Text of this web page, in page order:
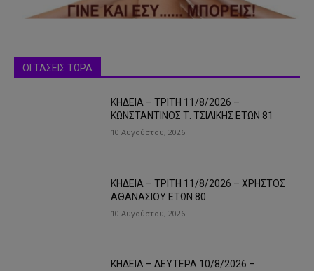
ΟΙ ΤΑΣΕΙΣ ΤΩΡΑ
ΚΗΔΕΙΑ – ΤΡΙΤΗ 11/8/2026 –
ΚΩΝΣΤΑΝΤΙΝΟΣ Τ. ΤΣΙΛΙΚΗΣ ΕΤΩΝ 81
10 Αυγούστου, 2026
ΚΗΔΕΙΑ – ΤΡΙΤΗ 11/8/2026 – ΧΡΗΣΤΟΣ
ΑΘΑΝΑΣΙΟΥ ΕΤΩΝ 80
10 Αυγούστου, 2026
ΚΗΔΕΙΑ – ΔΕΥΤΕΡΑ 10/8/2026 –